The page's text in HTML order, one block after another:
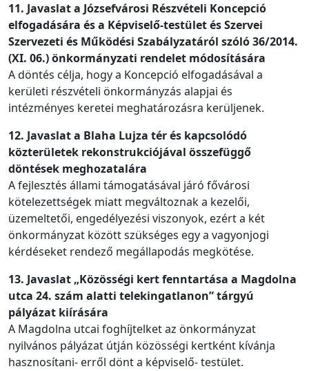
11. Javaslat a Józsefvárosi Részvételi Koncepció
elfogadására és a Képviselő-testület és Szervei
Szervezeti és Működési Szabályzatáról szóló 36/2014.
(XI. 06.) önkormányzati rendelet módosítására
A döntés célja, hogy a Koncepció elfogadásával a
kerületi részvételi önkormányzás alapjai és
intézményes keretei meghatározásra kerüljenek.
12. Javaslat a Blaha Lujza tér és kapcsolódó
közterületek rekonstrukciójával összefüggő
döntések meghozatalára
A fejlesztés állami támogatásával járó fővárosi
kötelezettségek miatt megváltoznak a kezelői,
üzemeltetői, engedélyezési viszonyok, ezért a két
önkormányzat között szükséges egy a vagyonjogi
kérdéseket rendező megállapodás megkötése.
13. Javaslat „Közösségi kert fenntartása a Magdolna
utca 24. szám alatti telekingatlanon” tárgyú
pályázat kiírására
A Magdolna utcai foghíjtelket az önkormányzat
nyilvános pályázat útján közösségi kertként kívánja
hasznosítani- erről dönt a képviselő- testület.